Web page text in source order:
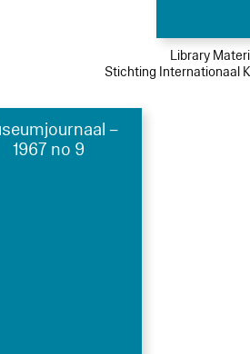
Library
Stichting Internationaal
–
1967 no 9